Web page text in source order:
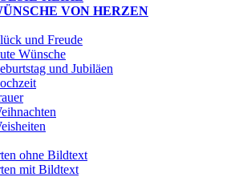
VON HERZEN
und Freude
Wünsche
und Jubiläen
ohne Bildtext
mit Bildtext